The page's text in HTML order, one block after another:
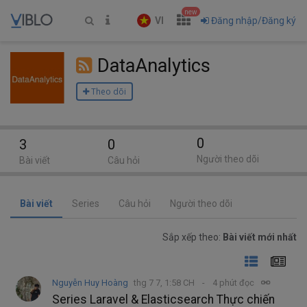
VI
new
Đăng nhập/Đăng ký
DataAnalytics
Theo dõi
Bài viết Series Câu hỏi Người theo dõi
Sắp xếp theo: Bài viết mới nhất
Nguyễn Huy Hoàng thg 7 7, 1:58 CH 4 phút đọc
Series Laravel & Elasticsearch Thực chiến
3
Bài viết
0
Câu hỏi
0
Người theo dõi